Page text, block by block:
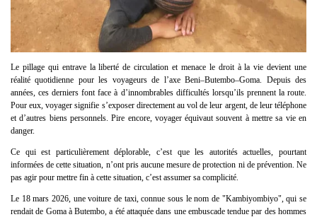
Le pillage qui entrave la liberté de circulation et menace le droit à la vie devient une
réalité quotidienne pour les voyageurs de l’axe Beni–Butembo–Goma. Depuis des
années, ces derniers font face à d’innombrables difficultés lorsqu’ils prennent la route.
Pour eux, voyager signifie s’exposer directement au vol de leur argent, de leur téléphone
et d’autres biens personnels. Pire encore, voyager équivaut souvent à mettre sa vie en
danger.
Ce qui est particulièrement déplorable, c’est que les autorités actuelles, pourtant
informées de cette situation, n’ont pris aucune mesure de protection ni de prévention. Ne
pas agir pour mettre fin à cette situation, c’est assumer sa complicité.
Le 18 mars 2026, une voiture de taxi, connue sous le nom de "Kambiyombiyo", qui se
rendait de Goma à Butembo, a été attaquée dans une embuscade tendue par des hommes